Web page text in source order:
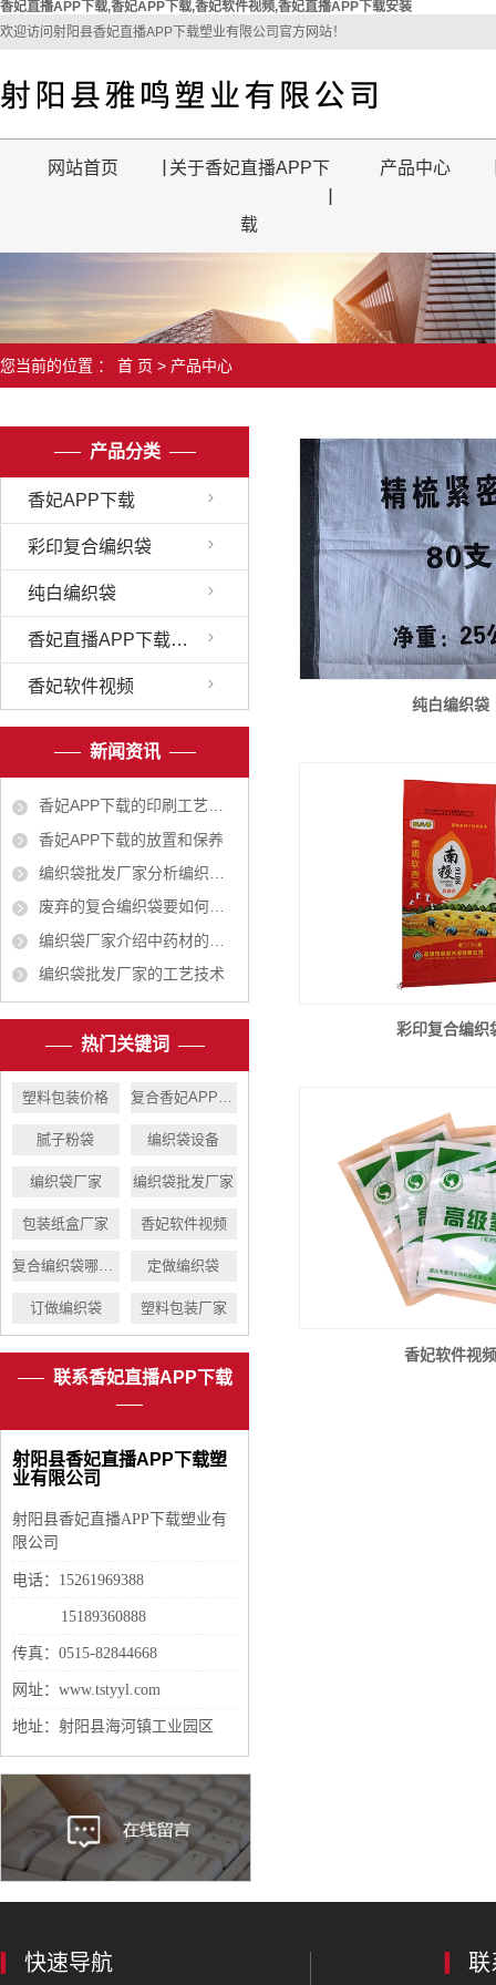
香妃直播APP下载,香妃APP下载,香妃软件视频,香妃直播APP下载安装
欢迎访问射阳县香妃直播APP下载塑业有限公司官方网站！
网站首页 关于香妃直播APP下
载
产品中心
您当前的位置 ： 首 页 > 产品中心
产品分类
香妃APP下载
彩印复合编织袋
纯白编织袋
香妃直播APP下载安装
香妃软件视频
新闻资讯
香妃APP下载的印刷工艺越来越广
香妃APP下载的放置和保养
编织袋批发厂家分析编织袋对人体有无危害
废弃的复合编织袋要如何处理
编织袋厂家介绍中药材的包装有哪些作用？
编织袋批发厂家的工艺技术
热门关键词
塑料包装价格
腻子粉袋 编织袋设备
​编织袋厂家 编织袋批发厂家
包装纸盒厂家 香妃软件视频
定做编织袋
订做编织袋 塑料包装厂家
联系香妃直播APP下载
射阳县香妃直播APP下载塑
业有限公司
射阳县香妃直播APP下载塑业有
限公司
电话：15261969388
15189360888
传真：0515-82844668
网址：www.tstyyl.com
地址：射阳县海河镇工业园区
纯白编织袋
彩印复合编织
香妃软件视频
快速导航 联